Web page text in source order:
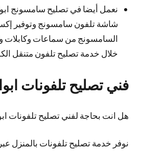
نعمل أيضا في تصليح سامسونج
شاشة تلفون سامسونج وتوفير
السامسونج من سماعات
خلال خدمة تصليح تلفون متنقل
فني تصليح تلفونات
هل انت بحاجة لفني تصليح تلفونات
نوفر خدمة تصليح تلفونات بالمنزل